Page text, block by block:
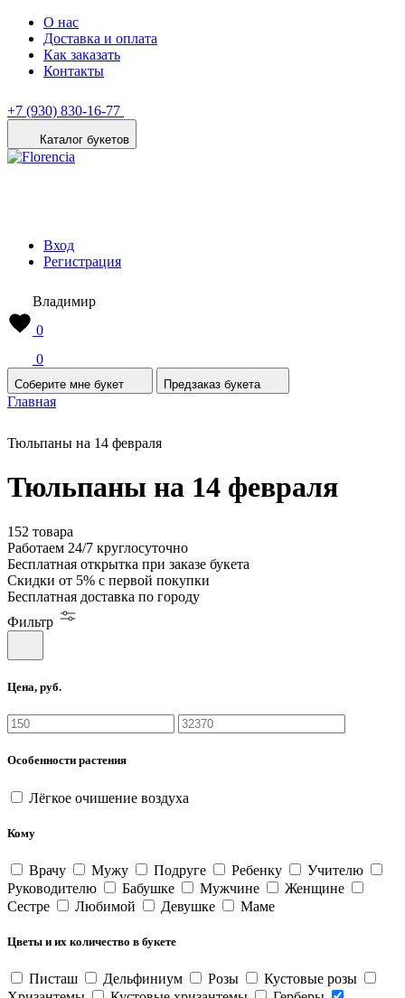
О нас
Доставка и оплата
Как заказать
Контакты
+7 (930) 830-16-77
Каталог букетов
Вход
Регистрация
Владимир
0
0
Соберите мне букет Предзаказ букета
Главная
Тюльпаны на 14 февраля
Тюльпаны на 14 февраля
152 товара
Работаем 24/7 круглосуточно
Бесплатная открытка при заказе букета
Скидки от 5% с первой покупки
Бесплатная доставка по городу
Фильтр
Цена, руб.
Особенности растения
Лёгкое очишение воздуха
Кому
Врачу Мужу Подруге Ребенку
Учителю
Руководителю
Бабушке Мужчине
Женщине
Сестре
Любимой Девушке Маме
Цветы и их количество в букете
Писташ Дельфиниум Розы
Кустовые розы